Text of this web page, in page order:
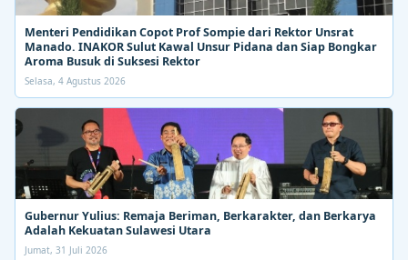
Menteri Pendidikan Copot Prof Sompie dari Rektor Unsrat
Manado. INAKOR Sulut Kawal Unsur Pidana dan Siap Bongkar
Aroma Busuk di Suksesi Rektor
Selasa, 4 Agustus 2026
Gubernur Yulius: Remaja Beriman, Berkarakter, dan Berkarya
Adalah Kekuatan Sulawesi Utara
Jumat, 31 Juli 2026